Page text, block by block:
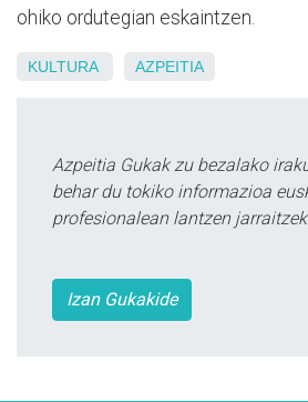
ohiko ordutegian eskaintzen.
KULTURA AZPEITIA
Azpeitia Gukak zu bezalako
behar du tokiko informazioa
profesionalean lantzen
Izan Gukakide